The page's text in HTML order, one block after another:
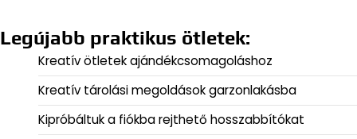
Legújabb praktikus ötletek:
Kreatív ötletek ajándékcsomagoláshoz
Kreatív tárolási megoldások garzonlakásba
Kipróbáltuk a fiókba rejthető hosszabbítókat